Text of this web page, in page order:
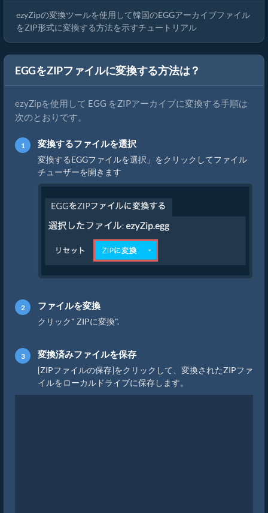
ezyZipの変換ツールを使用して韓国のEGGアーカイブファイル
をZIP形式に変換する方法を示すチュートリアル
EGGをZIPファイルに変換する方法は？
ezyZipを使用して EGG をZIPアーカイブに変換する手順は
次のとおりです。
変換するファイルを選択
変換するEGGファイルを選択」をクリックしてファイル
チューザーを開きます
ファイルを変換
クリック" ZIPに変換".
変換済みファイルを保存
[ZIPファイルの保存]をクリックして、変換されたZIPファ
イルをローカルドライブに保存します。